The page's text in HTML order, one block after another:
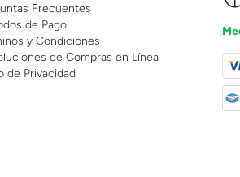
Frecuentes
de Pago
y Condiciones
de Compras en Línea
de Privacidad